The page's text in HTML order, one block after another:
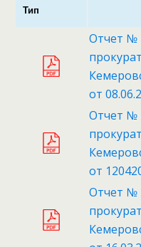
Тип
Отчет №
от
Отчет №
от
Отчет №